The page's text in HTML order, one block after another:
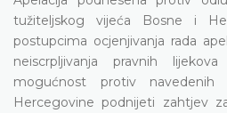
tužiteljskog vijeća Bosne i
postupcima ocjenjivanja rada
neiscrpljivanja pravnih
mogućnost protiv
Hercegovine podnijeti zahtjev